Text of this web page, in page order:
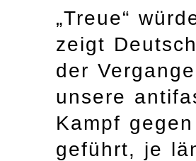
„Treue“
zeigt
der
unsere
Kampf
geführt, je